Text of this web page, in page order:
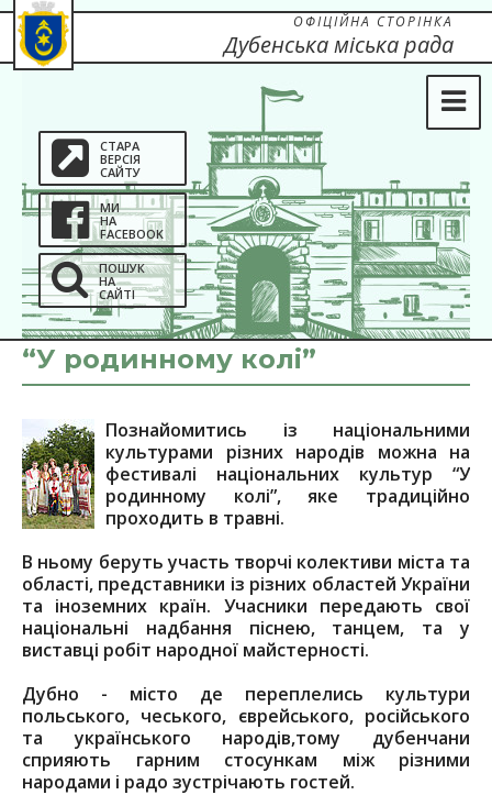
СТАРА
ВЕРСІЯ
САЙТУ
МИ
НА
FACEBOOK
ПОШУК
НА
САЙТІ
ОФІЦІЙНА СТОРІНКА
Дубенська міська рада
“У родинному колі”
Познайомитись із національними
культурами різних народів можна на
фестивалі національних культур “У
родинному колі”, яке традиційно
проходить в травні.
В ньому беруть участь творчі колективи міста та
області, представники із різних областей України
та іноземних країн. Учасники передають свої
національні надбання піснею, танцем, та у
виставці робіт народної майстерності.
Дубно - місто де переплелись культури
польського, чеського, єврейського, російського
та українського народів,тому дубенчани
сприяють гарним стосункам між різними
народами і радо зустрічають гостей.